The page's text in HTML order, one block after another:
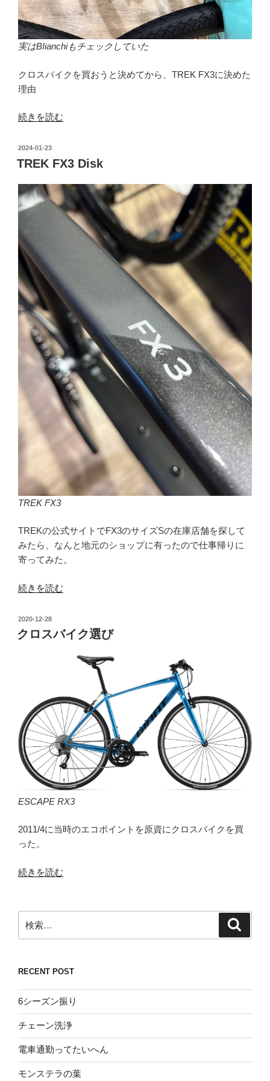
実はBIianchiもチェックしていた
クロスバイクを買おうと決めてから、TREK FX3に決めた
理由
“ど
し
て
に？”
の
続きを読む
投
稿
日:
2024-01-23
TREK FX3 Disk
TREK FX3
TREKの公式サイトでFX3のサイズSの在庫店舗を探して
みたら、なんと地元のショップに有ったので仕事帰りに
寄ってみた。
“TREK
Disk”
の
続きを読む
投
稿
日:
2020-12-28
クロスバイク選び
ESCAPE RX3
2011/4に当時のエコポイントを原資にクロスバイクを買
った。
“ク
バ
イ
び”
の
続きを読む
索:
RECENT POST
6シーズン振り
チェーン洗浄
電車通勤ってたいへん
モンステラの葉